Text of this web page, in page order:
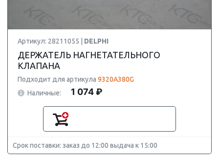
Артикул: 28211055 | DELPHI
ДЕРЖАТЕЛЬ НАГНЕТАТЕЛЬНОГО
КЛАПАНА
Подходит для артикула 9320A380G
Наличные:
1 074 ₽
Срок поставки: заказ до 12:00 выдача к 15:00